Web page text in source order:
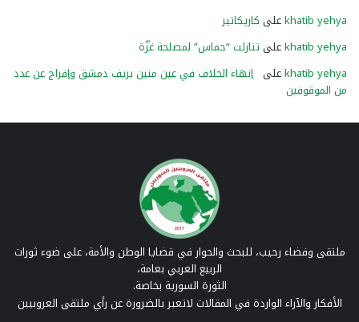
khatib yehyaعلى كاريكاتير
khatib yehyaعلى تنازلت “حماس” لمصلحة غزّة
khatib yehyaعلى إنهاء الخلاف في عين منين بريف دمشق وإفراج عن عدد
من الموقوفين
ملتقى وفضاء رحيب، للبحث والحوار في قضايا الوطن والأمة، على ضوء ثورات
الربيع العربي بعامة،
الثورة السورية بخاصة.
الأفكار والآراء الواردة في المقالات لاتعبر بالضرورة عن رأي ملتقى العروبيين